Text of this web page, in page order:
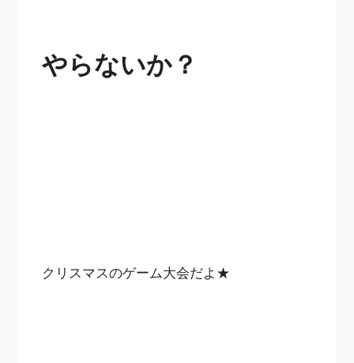
やらないか？
クリスマスのゲーム大会だよ★